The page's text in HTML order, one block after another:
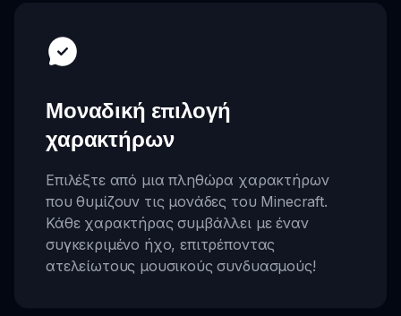
Μοναδική επιλογή
χαρακτήρων
Επιλέξτε από μια πληθώρα χαρακτήρων
που θυμίζουν τις μονάδες του Minecraft.
Κάθε χαρακτήρας συμβάλλει με έναν
συγκεκριμένο ήχο, επιτρέποντας
ατελείωτους μουσικούς συνδυασμούς!